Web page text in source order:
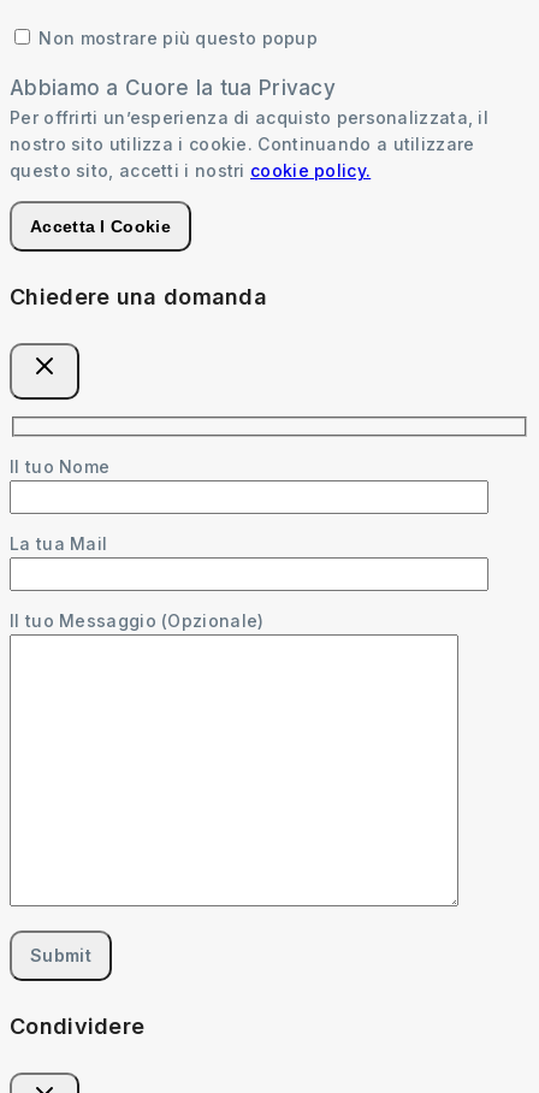
Non mostrare più questo popup
Abbiamo a Cuore la tua Privacy
Per offrirti un’esperienza di acquisto personalizzata, il
nostro sito utilizza i cookie. Continuando a utilizzare
questo sito, accetti i nostri cookie policy.
Accetta I Cookie
Chiedere una domanda
Il tuo Nome
La tua Mail
Il tuo Messaggio (Opzionale)
Condividere